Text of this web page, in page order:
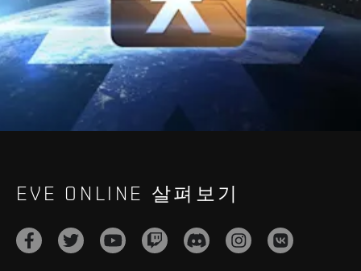
EVE ONLINE 살펴보기